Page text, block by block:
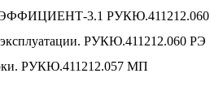
3.1 РУКЮ.411212.060
эксплуатации. РУКЮ.411212.060 РЭ
РУКЮ.411212.057 МП